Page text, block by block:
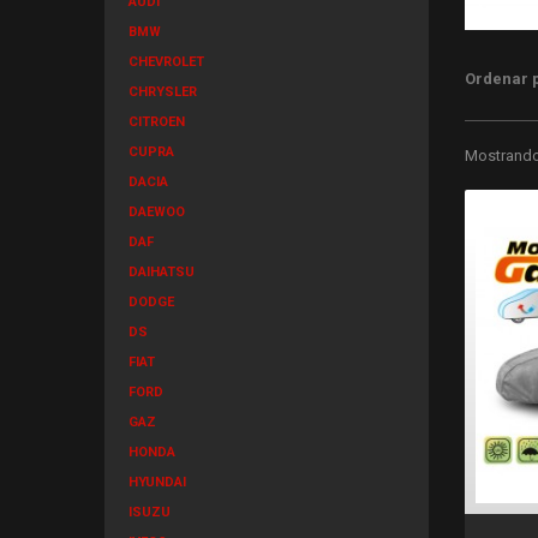
BMW
CHEVROLET
CHRYSLER
CITROEN
CUPRA
DACIA
DAEWOO
DAF
DAIHATSU
DODGE
DS
FIAT
FORD
GAZ
HONDA
HYUNDAI
ISUZU
Ordenar